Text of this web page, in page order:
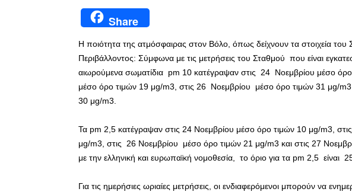
Share
Η ποιότητα της ατμόσφαιρας στον Βόλο, όπως δείχνουν τα στοιχεία
Περιβάλλοντος: Σύμφωνα με τις μετρήσεις του Σταθμού που είναι
αιωρούμενα σωματίδια pm 10 κατέγραψαν στις 24 Νοεμβρίου μέσο
μέσο όρο τιμών 19 μg/m3, στις 26 Νοεμβρίου μέσο όρο τιμών 31 μg/m3
30 μg/m3.
Τα pm 2,5 κατέγραψαν στις 24 Νοεμβρίου μέσο όρο τιμών 10 μg/m3,
μg/m3, στις 26 Νοεμβρίου μέσο όρο τιμών 21 μg/m3 και στις 27
με την ελληνική και ευρωπαϊκή νομοθεσία, το όριο για τα pm 2,5 είναι
Για τις ημερήσιες ωριαίες μετρήσεις, οι ενδιαφερόμενοι μπορούν να